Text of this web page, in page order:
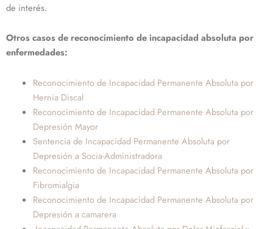
de interés.
Otros casos de reconocimiento de incapacidad absoluta por
enfermedades:
Reconocimiento de Incapacidad Permanente Absoluta por
Hernia Discal
Reconocimiento de Incapacidad Permanente Absoluta por
Depresión Mayor
Sentencia de Incapacidad Permanente Absoluta por
Depresión a Socia-Administradora
Reconocimiento de Incapacidad Permanente Absoluta por
Fibromialgia
Reconocimiento de Incapacidad Permanente Absoluta por
Depresión a camarera